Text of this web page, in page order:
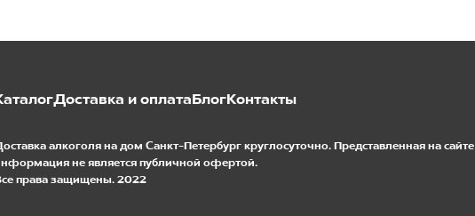
Доставка и оплатаБлогКонтакты
алкоголя на дом Санкт-Петербург круглосуточно. Представленная на сайте
не является публичной офертой.
права защищены. 2022